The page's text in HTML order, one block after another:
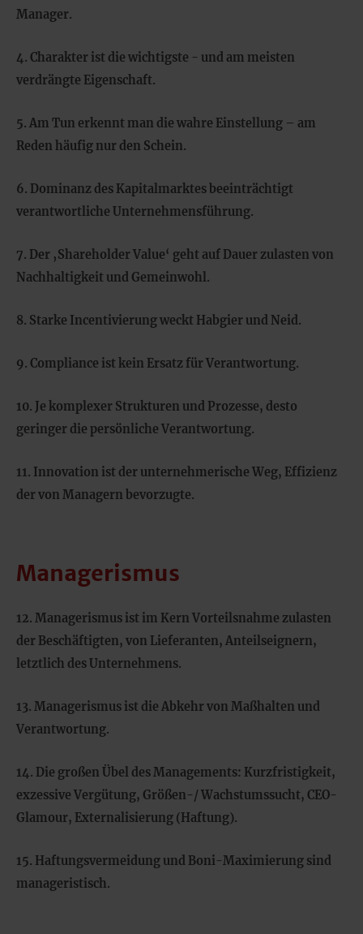
Manager.
4. Charakter ist die wichtigste - und am meisten
verdrängte Eigenschaft.
5. Am Tun erkennt man die wahre Einstellung – am
Reden häufig nur den Schein.
6. Dominanz des Kapitalmarktes beeinträchtigt
verantwortliche Unternehmensführung.
7. Der ‚Shareholder Value‘ geht auf Dauer zulasten von
Nachhaltigkeit und Gemeinwohl.
8. Starke Incentivierung weckt Habgier und Neid.
9. Compliance ist kein Ersatz für Verantwortung.
10. Je komplexer Strukturen und Prozesse, desto
geringer die persönliche Verantwortung.
11. Innovation ist der unternehmerische Weg, Effizienz
der von Managern bevorzugte.
Managerismus
12. Managerismus ist im Kern Vorteilsnahme zulasten
der Beschäftigten, von Lieferanten, Anteilseignern,
letztlich des Unternehmens.
13. Managerismus ist die Abkehr von Maßhalten und
Verantwortung.
14. Die großen Übel des Managements: Kurzfristigkeit,
exzessive Vergütung, Größen-/ Wachstumssucht, CEO-
Glamour, Externalisierung (Haftung).
15. Haftungsvermeidung und Boni-Maximierung sind
manageristisch.